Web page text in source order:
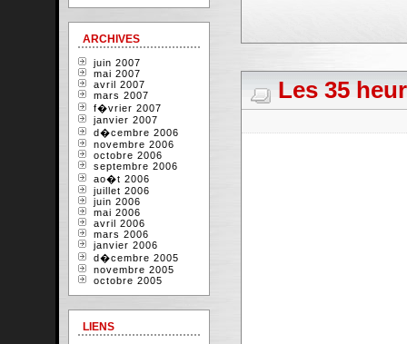
Les 35
ARCHIVES
juin 2007
mai 2007
avril 2007
mars 2007
f�vrier 2007
janvier 2007
d�cembre 2006
novembre 2006
octobre 2006
septembre 2006
ao�t 2006
juillet 2006
juin 2006
mai 2006
avril 2006
mars 2006
janvier 2006
d�cembre 2005
novembre 2005
octobre 2005
LIENS